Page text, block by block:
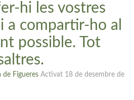
hi les vostres
a compartir-ho al
possible. Tot
de Figueres Activat 18 de desembre de